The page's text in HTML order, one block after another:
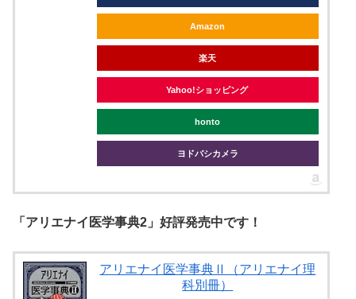
Amazon
楽天
Yahoo!ショッピング
honto
ヨドバシカメラ
「アリエナイ医学事典2」好評発売中です！
アリエナイ医学事典Ⅱ（アリエナイ理
科別冊）